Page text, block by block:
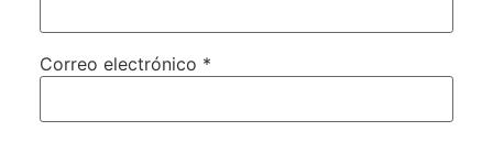
Correo electrónico *